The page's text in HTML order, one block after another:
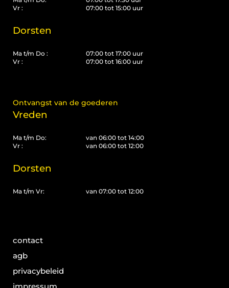
Vr :
07:00 tot 15:00 uur
Dorsten
Ma t/m Do :
Vr :
07:00 tot 17:00 uur
07:00 tot 16:00 uur
Ontvangst van de goederen
Vreden
Ma t/m Do:
Vr :
van 06:00 tot 14:00
van 06:00 tot 12:00
Dorsten
Ma t/m Vr: van 07:00 tot 12:00
contact
agb
privacybeleid